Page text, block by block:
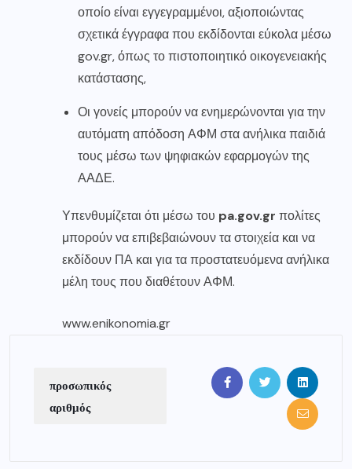
οποίο είναι εγγεγραμμένοι, αξιοποιώντας
σχετικά έγγραφα που εκδίδονται εύκολα μέσω
gov.gr, όπως το πιστοποιητικό οικογενειακής
κατάστασης,
Οι γονείς μπορούν να ενημερώνονται για την
αυτόματη απόδοση ΑΦΜ στα ανήλικα παιδιά
τους μέσω των ψηφιακών εφαρμογών της
ΑΑΔΕ.
Υπενθυμίζεται ότι μέσω του pa.gov.gr πολίτες
μπορούν να επιβεβαιώνουν τα στοιχεία και να
εκδίδουν ΠΑ και για τα προστατευόμενα ανήλικα
μέλη τους που διαθέτουν ΑΦΜ.
www.enikonomia.gr
προσωπικός
αριθμός